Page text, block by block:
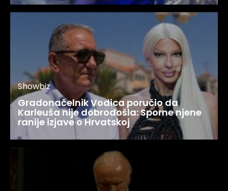
Showbiz
Gradonačelnik Vodica poručio da
Karleuša nije dobrodošla: Sporne njene
ranije izjave o Hrvatskoj